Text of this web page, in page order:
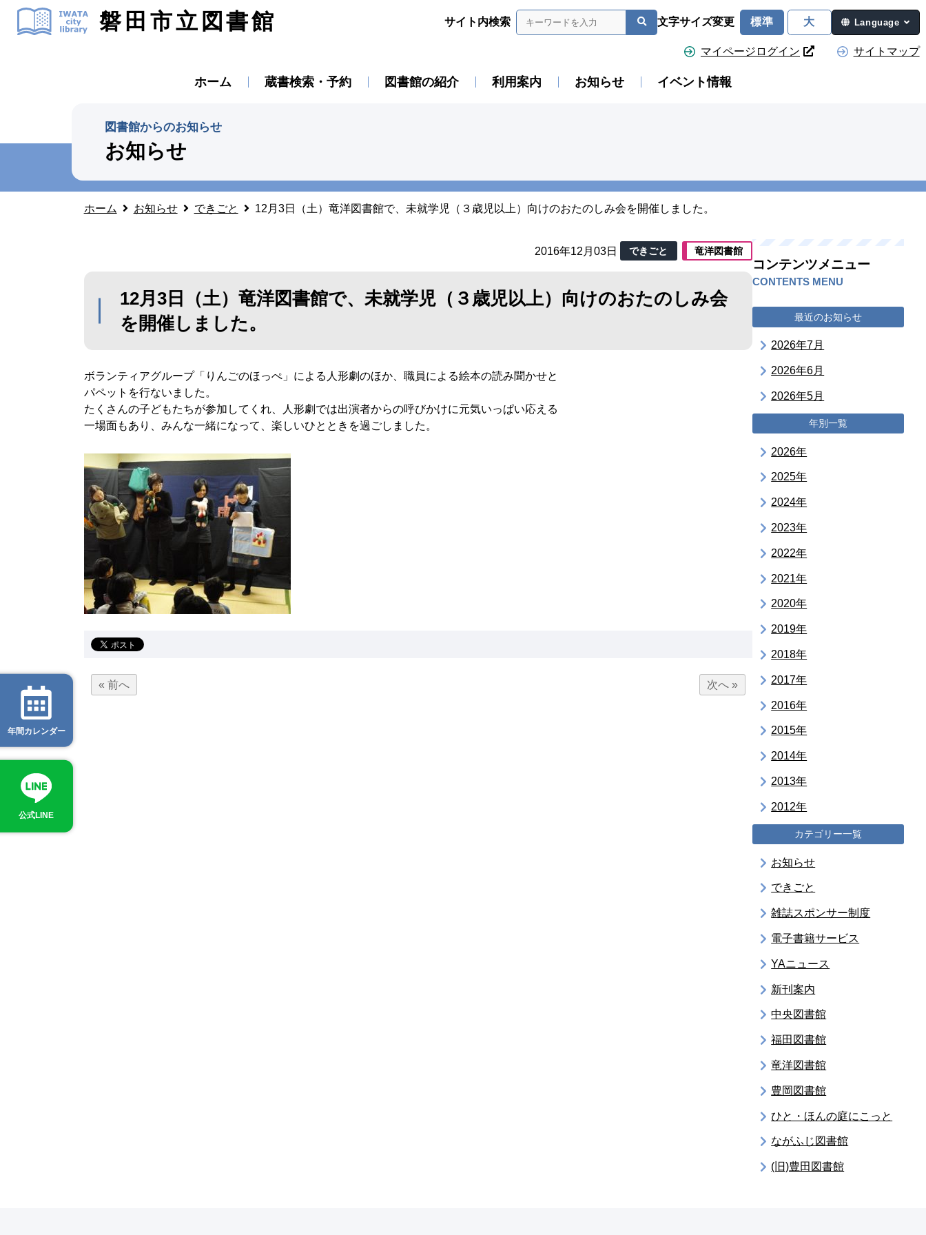
磐田市立図書館 サイト内検索 文字サイズ変更 標準 大 Language
マイページログイン サイトマップ
ホーム 蔵書検索・予約 図書館の紹介 利用案内 お知らせ イベント情報
図書館からのお知らせ
お知らせ
ホーム お知らせ できごと 12月3日（土）竜洋図書館で、未就学児（３歳児以上）向けのおたのしみ会を開催しました。
2016年12月03日 できごと 竜洋図書館
12月3日（土）竜洋図書館で、未就学児（３歳児以上）向けのおたのしみ会
を開催しました。
ボランティアグループ「りんごのほっぺ」による人形劇のほか、職員による絵本の読み聞かせと
パペットを行ないました。
たくさんの子どもたちが参加してくれ、人形劇では出演者からの呼びかけに元気いっぱい応える
一場面もあり、みんな一緒になって、楽しいひとときを過ごしました。
« 前へ 次へ »
コンテンツメニュー
CONTENTS MENU
最近のお知らせ
2026年7月
2026年6月
2026年5月
年別一覧
2026年
2025年
2024年
2023年
2022年
2021年
2020年
2019年
2018年
2017年
2016年
2015年
2014年
2013年
2012年
カテゴリー一覧
お知らせ
できごと
雑誌スポンサー制度
電子書籍サービス
YAニュース
新刊案内
中央図書館
福田図書館
竜洋図書館
豊岡図書館
ひと・ほんの庭にこっと
ながふじ図書館
(旧)豊田図書館
年間カレンダー
公式LINE